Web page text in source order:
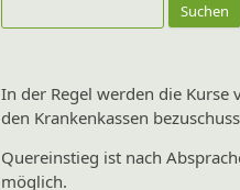
nach:
In der Regel werden die Kurse
den Krankenkassen
Quereinstieg ist nach
möglich.